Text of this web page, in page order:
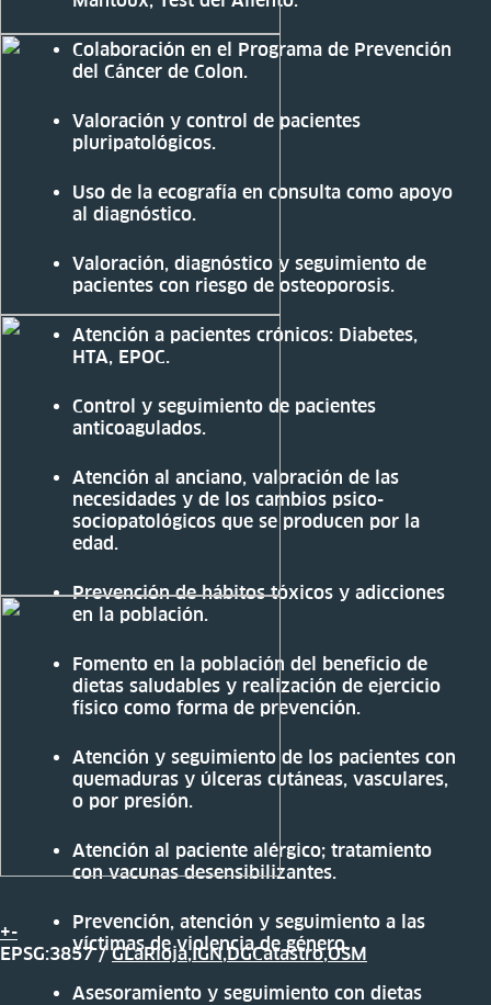
+-
EPSG:3857 /GLaRioja,IGN,DGCatastro,OSM
Colaboración en el Programa de Prevención
del Cáncer de Colon.
Valoración y control de pacientes
pluripatológicos.
Uso de la ecografía en consulta como apoyo
al diagnóstico.
Valoración, diagnóstico y seguimiento de
pacientes con riesgo de osteoporosis.
Atención a pacientes crónicos: Diabetes,
HTA, EPOC.
Control y seguimiento de pacientes
anticoagulados.
Atención al anciano, valoración de las
necesidades y de los cambios psico-
sociopatológicos que se producen por la
edad.
Prevención de hábitos tóxicos y adicciones
en la población.
Fomento en la población del beneficio de
dietas saludables y realización de ejercicio
físico como forma de prevención.
Atención y seguimiento de los pacientes con
quemaduras y úlceras cutáneas, vasculares,
o por presión.
Atención al paciente alérgico; tratamiento
con vacunas desensibilizantes.
Prevención, atención y seguimiento a las
víctimas de violencia de género.
Asesoramiento y seguimiento con dietas